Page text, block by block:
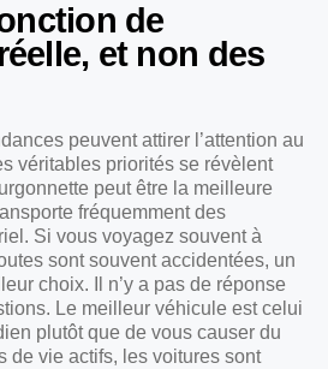
de
et non des
peuvent attirer l’attention au
véritables priorités se révèlent
peut être la meilleure
fréquemment des
Si vous voyagez souvent à
sont souvent accidentées, un
choix. Il n’y a pas de réponse
Le meilleur véhicule est celui
plutôt que de vous causer du
de vie actifs, les voitures sont